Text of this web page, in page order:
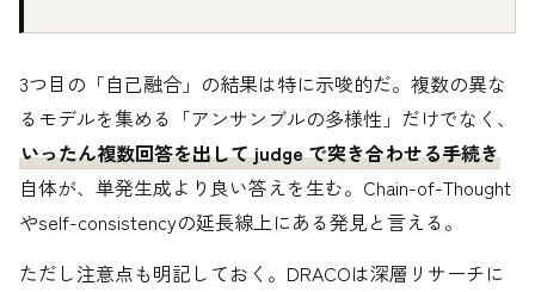
3つ目の「自己融合」の結果は特に示唆的だ。複数の異な
るモデルを集める「アンサンブルの多様性」だけでなく、
いったん複数回答を出して judge で突き合わせる手続き
自体が、単発生成より良い答えを生む。Chain-of-Thought
やself-consistencyの延長線上にある発見と言える。
ただし注意点も明記しておく。DRACOは深層リサーチに